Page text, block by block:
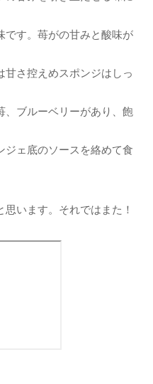
す。苺がの甘みと酸味が
甘さ控えめスポンジはしっ
リーがあり、飽
ェ底のソースを絡めて食
います。それではまた！